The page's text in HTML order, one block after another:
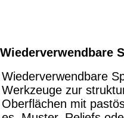
Wiederverwendbare
Wiederverwendbare
Werkzeuge zur
Oberflächen mit